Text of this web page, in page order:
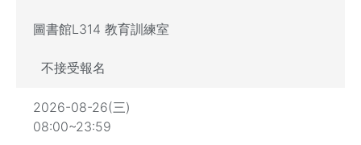
圖書館L314 教育訓練室
不接受報名
2026-08-26(三)
08:00~23:59